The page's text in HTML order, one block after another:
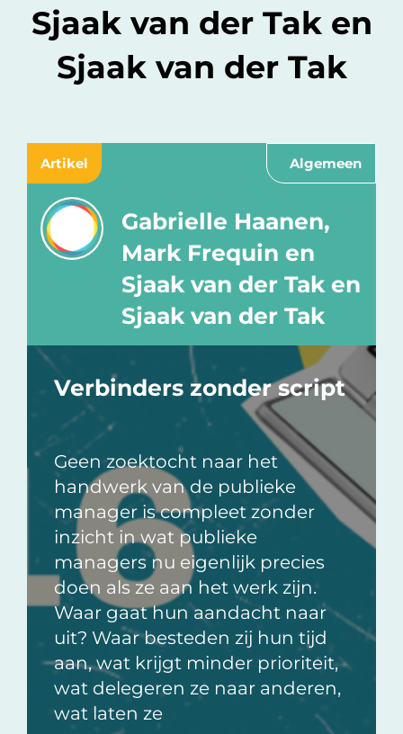
Sjaak van der Tak en
Sjaak van der Tak
Artikel Algemeen
Gabrielle Haanen,
Mark Frequin en
Sjaak van der Tak en
Sjaak van der Tak
Verbinders zonder script
Geen zoektocht naar het
handwerk van de publieke
manager is compleet zonder
inzicht in wat publieke
managers nu eigenlijk precies
doen als ze aan het werk zijn.
Waar gaat hun aandacht naar
uit? Waar besteden zij hun tijd
aan, wat krijgt minder prioriteit,
wat delegeren ze naar anderen,
wat laten ze